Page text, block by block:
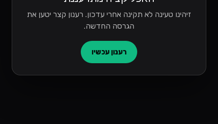
זיהינו טעינה לא תקינה אחרי עדכון. רענון קצר יטען את
הגרסה החדשה.
רענון עכשיו